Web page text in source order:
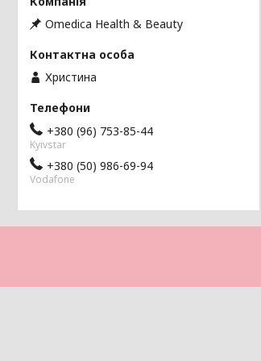
Omedica Health & Beauty
Христина
+380 (96) 753-85-44
Kyivstar
+380 (50) 986-69-94
Vodafone